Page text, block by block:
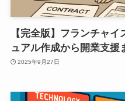
【完全版】フランチャ
ュアル作成から開業支援
2025年9月27日